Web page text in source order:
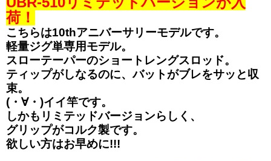
荷！
こちらは10thアニバーサリーモデルです。
軽量ジグ単専用モデル。
スローテーパーのショートレングスロッド。
ティップがしなるのに、バットがブレをサッと収
束。
(・∀・)イイ竿です。
しかもリミテッドバージョンらしく、
グリップがコルク製です。
欲しい方はお早めに!!!